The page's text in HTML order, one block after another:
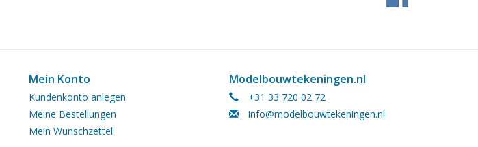
Mein Konto
Kundenkonto anlegen
Meine Bestellungen
Mein Wunschzettel
Modelbouwtekeningen.nl
+31 33 720 02 72
info@modelbouwtekeningen.nl